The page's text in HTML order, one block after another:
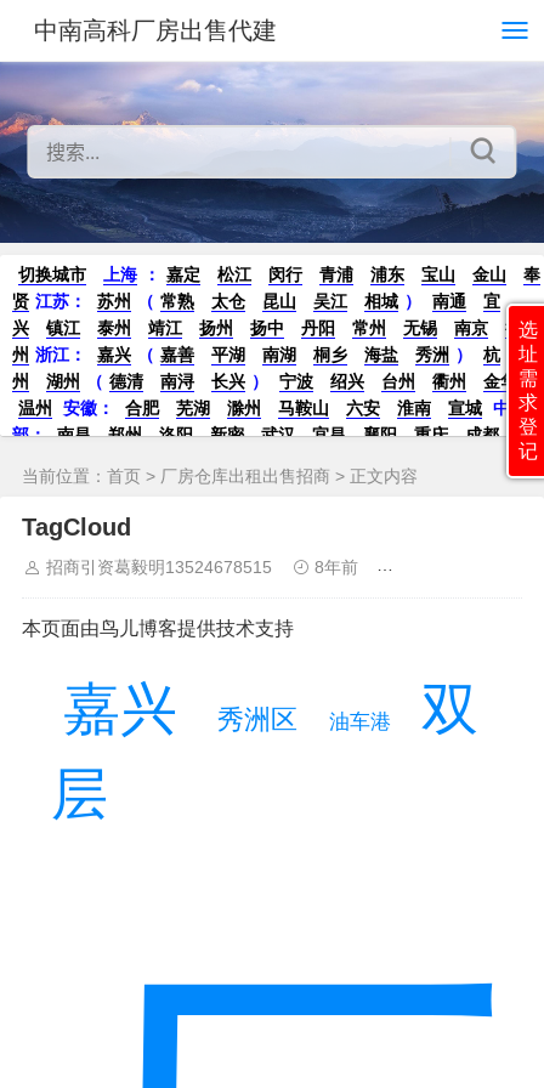
中南高科厂房出售代建
切换城市 上海 ： 嘉定 松江 闵行 青浦 浦东 宝山 金山
奉
贤 江苏： 苏州 （ 常熟 太仓 昆山 吴江 相城 ） 南通
宜
兴
镇江 泰州 靖江 扬州 扬中 丹阳 常州 无锡 南京
徐
州 浙江： 嘉兴 （ 嘉善 平湖 南湖 桐乡 海盐 秀洲 ）
杭
州
湖州 （ 德清 南浔 长兴 ） 宁波 绍兴 台州 衢州
金华
温州
安徽： 合肥 芜湖 滁州 马鞍山 六安 淮南 宣城 中
部： 南昌 郑州 洛阳 新密 武汉 宜昌 襄阳 重庆 成都
德
固
安
香河 大厂 永清 三河 霸州 ） 保定 （ 涿州
晋中
沈阳 济南
威海
烟台 青岛
山
佛山 清远 福建： 福州 漳州 泉州 龙岩
宁 华北： 沈阳 大连 海外园区： 印尼 泰国 越南 柬埔寨
马来
西亚
新加坡 墨西哥 荷兰 美国 地产商：
当前位置： 首页 > 厂房仓库出租出售招商 > 正文内容
TagCloud
招商引资葛毅明13524678515 8年前
本页面由鸟儿博客提供技术支持
嘉兴 秀洲区 油车港
双
层
选
址
需
求
登
记